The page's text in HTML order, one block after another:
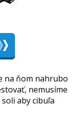
na ňom nahrubo
nemusíme
aby cibuľa